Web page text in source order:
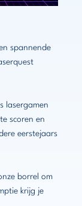
spannende
lasergamen
scoren en
eerstejaars
borrel om
krijg je